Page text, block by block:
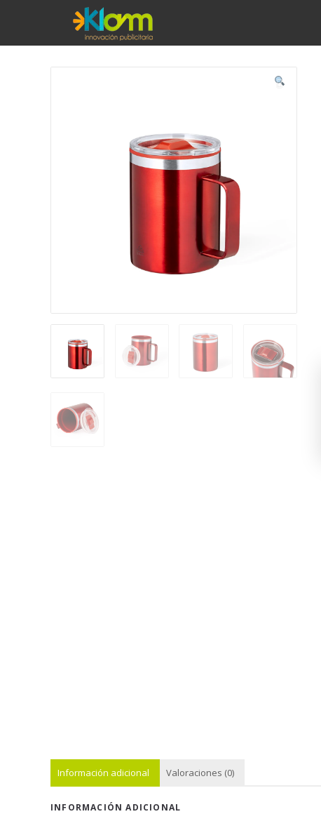
Información adicional Valoraciones (0)
INFORMACIÓN ADICIONAL